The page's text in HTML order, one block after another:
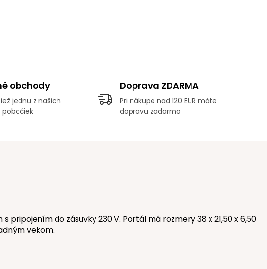
obchody
jednu z našich
Doprava ZDARMA
Pri nákupe nad 120 EUR máte
dopravu zadarmo
do zásuvky 230 V. Portál má rozmery 38 x 21,50 x 6,50
vekom.